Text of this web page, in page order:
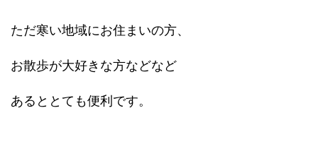
ただ寒い地域にお住まいの方、
お散歩が大好きな方などなど
あるととても便利です。